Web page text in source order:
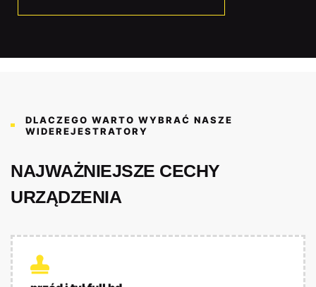
DLACZEGO WARTO WYBRAĆ NASZE
WIDEREJESTRATORY
NAJWAŻNIEJSZE CECHY
URZĄDZENIA